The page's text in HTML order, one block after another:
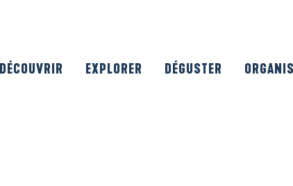
DÉCOUVRIR EXPLORER DÉGUSTER